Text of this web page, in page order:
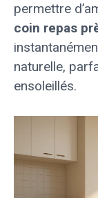
permettre
coin repas
naturelle,
ensoleillés.